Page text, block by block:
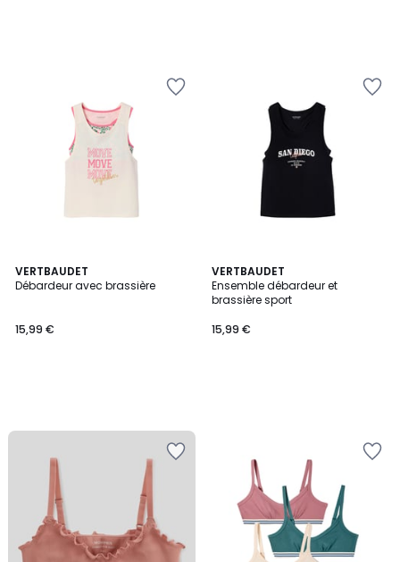
VERTBAUDET
Débardeur avec brassière
15,99 €
VERTBAUDET
Ensemble débardeur et
brassière sport
15,99 €